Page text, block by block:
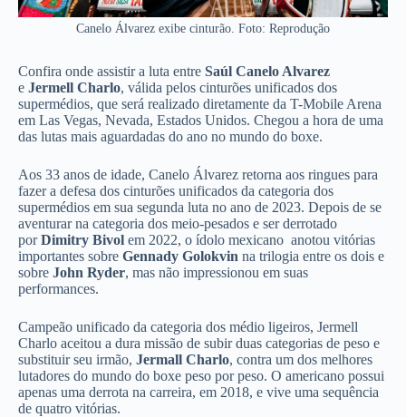
Canelo Álvarez exibe cinturão. Foto: Reprodução
Confira onde assistir a luta entre Saúl Canelo Alvarez
e Jermell Charlo, válida pelos cinturões unificados dos
supermédios, que será realizado diretamente da T-Mobile Arena
em Las Vegas, Nevada, Estados Unidos. Chegou a hora de uma
das lutas mais aguardadas do ano no mundo do boxe.
Aos 33 anos de idade, Canelo Álvarez retorna aos ringues para
fazer a defesa dos cinturões unificados da categoria dos
supermédios em sua segunda luta no ano de 2023. Depois de se
aventurar na categoria dos meio-pesados e ser derrotado
porDimitry Bivol em 2022, o ídolo mexicano anotou vitórias
importantes sobre Gennady Golokvin na trilogia entre os dois e
sobre John Ryder, mas não impressionou em suas
performances.
Campeão unificado da categoria dos médio ligeiros, Jermell
Charlo aceitou a dura missão de subir duas categorias de peso e
substituir seu irmão, Jermall Charlo, contra um dos melhores
lutadores do mundo do boxe peso por peso. O americano possui
apenas uma derrota na carreira, em 2018, e vive uma sequência
de quatro vitórias.